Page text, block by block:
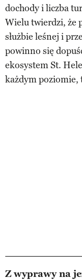
dochody i liczba
Wielu twierdzi, że
służbie leśnej i
powinno się
ekosystem St.
każdym poziomie,
Z wyprawy na